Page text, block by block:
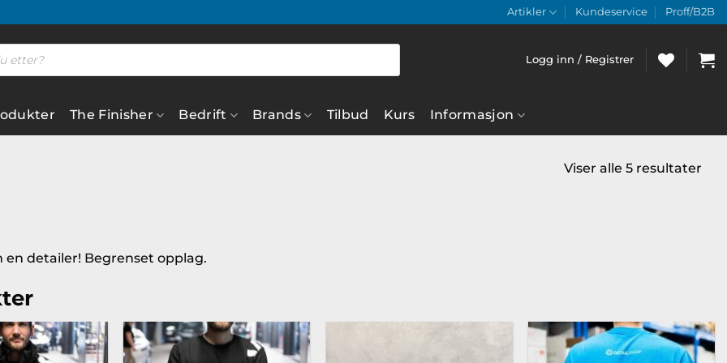
Artikler Kundeservice Proff/B2B
Logg inn / Registrer
The Finisher Bedrift Brands Tilbud Kurs Informasjon
Viser alle 5 resultater
en detailer! Begrenset opplag.